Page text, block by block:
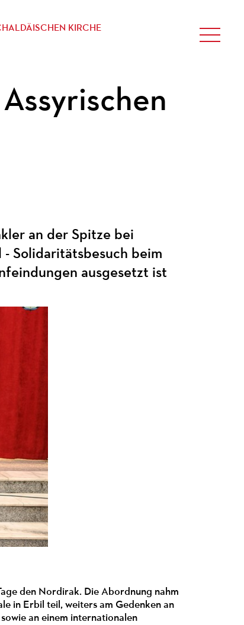
KIRCHE
an der Spitze bei
Solidaritätsbesuch beim
ausgesetzt ist
den Nordirak. Die Abordnung nahm
in Erbil teil, weiters am Gedenken an
an einem internationalen